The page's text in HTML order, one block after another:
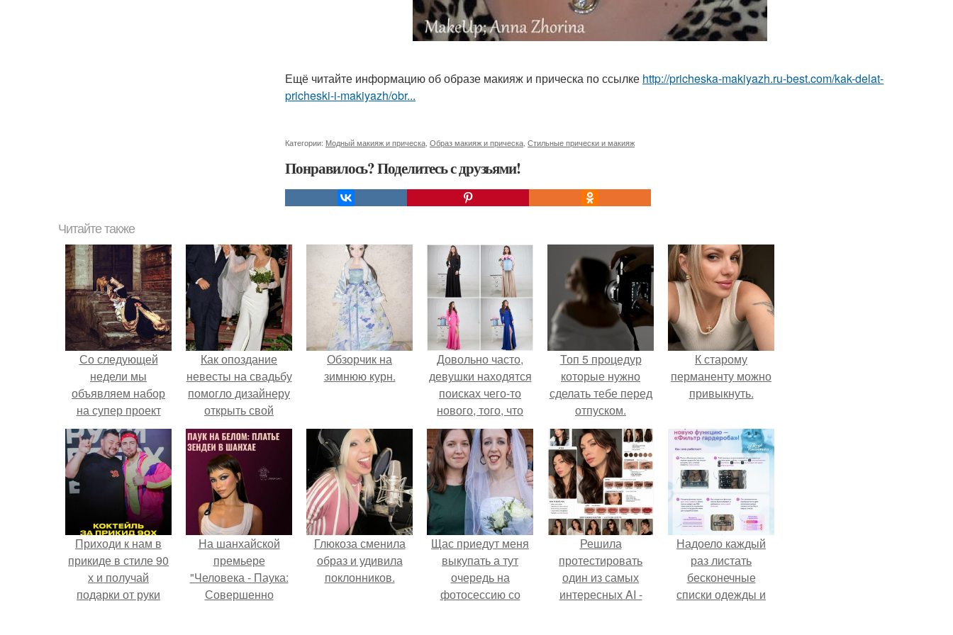
Ещё читайте информацию об образе макияж и прическа по ссылке http://pricheska-makiyazh.ru-best.com/kak-delat-
pricheski-i-makiyazh/obr...
Категории: Модный макияж и прическа Образ макияж и прическа Стильные прически и макияж
Понравилось? Поделитесь с друзьями!
Читайте также
Со следующей
недели мы
объявляем набор
на супер проект
"Сказки на Ночь"
это мероприятие
невозможно
пропустить!
Как опоздание
невесты на свадьбу
помогло дизайнеру
открыть свой
бренд.
Обзорчик на
зимнюю курн.
Довольно часто,
девушки находятся
поисках чего-то
нового, того, что
может поразить
других своей
оригинальностью и
привлекательностью.
Топ 5 процедур
которые нужно
сделать тебе перед
отпуском.
К старому
перманенту можно
привыкнуть.
Приходи к нам в
прикиде в стиле 90
х и получай
подарки от руки
На шанхайской
премьере
"Человека - Паука:
Совершенно
Глюкоза сменила
образ и удивила
поклонников.
Щас приедут меня
выкупать а тут
очередь на
фотосессию со
Решила
протестировать
один из самых
интересных AI -
Надоело каждый
раз листать
бесконечные
списки одежды и